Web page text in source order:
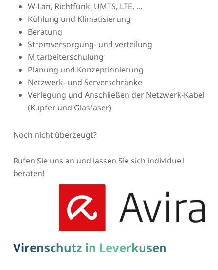
W-Lan, Richtfunk, UMTS, LTE, …
Kühlung und Klimatisierung
Beratung
Stromversorgung- und verteilung
Mitarbeiterschulung
Planung und Konzeptionierung
Netzwerk- und Serverschränke
Verlegung und Anschließen der Netzwerk-Kabel
(Kupfer und Glasfaser)
Noch nicht überzeugt?
Rufen Sie uns an und lassen Sie sich individuell
beraten!
Virenschutz in Leverkusen